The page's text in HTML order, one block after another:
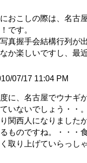
おこしの際は、名古
です。
真握手会結構行列が
か楽しいですし、最
07/17 11:04 PM
に、名古屋でウナギ
いないでしょう・・
関西人になりました
ものですね。・・・
取り上げていらっし